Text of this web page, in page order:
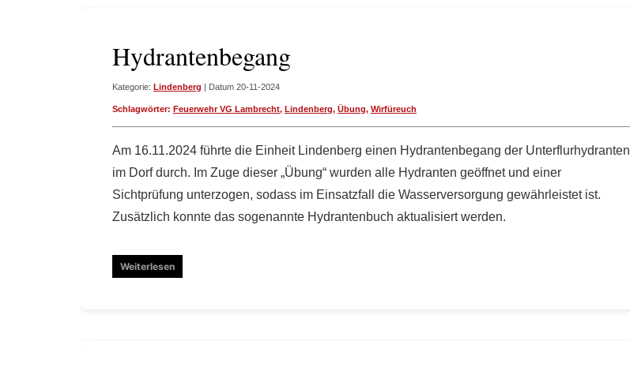
Hydrantenbegang
Kategorie: Lindenberg | Datum 20-11-2024
Schlagwörter: Feuerwehr VG Lambrecht, Lindenberg, Übung, Wirfüreuch
Am 16.11.2024 führte die Einheit Lindenberg einen Hydrantenbegang der Unterflurhydranten
im Dorf durch. Im Zuge dieser „Übung“ wurden alle Hydranten geöffnet und einer
Sichtprüfung unterzogen, sodass im Einsatzfall die Wasserversorgung gewährleistet ist.
Zusätzlich konnte das sogenannte Hydrantenbuch aktualisiert werden.
Weiterlesen